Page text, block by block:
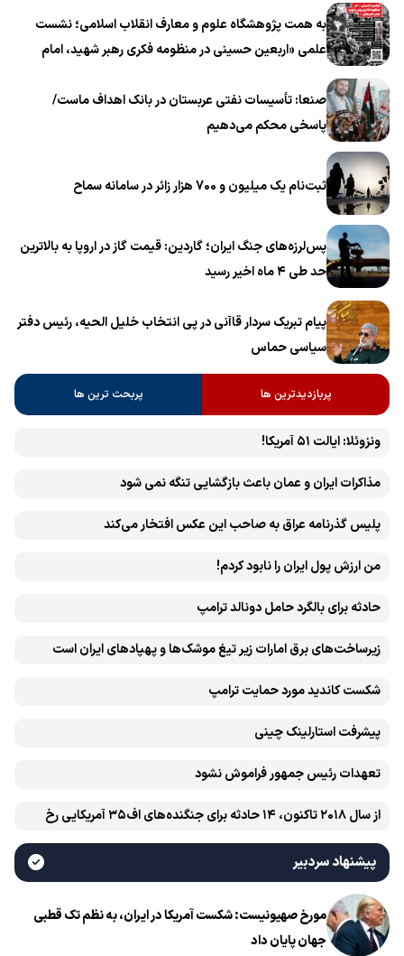
به همت پژوهشگاه علوم و معارف انقلاب اسلامی؛ نشست
علمی «اربعین حسینی در منظومه فکری رهبر شهید، امام
صنعا: تأسیسات نفتی عربستان در بانک اهداف ماست/
پاسخی محکم می‌دهیم
ثبت‌نام یک میلیون و 700 هزار زائر در سامانه سماح ‌
پس‌لرزه‌های جنگ ایران؛ گاردین: قیمت گاز در اروپا به بالاترین
حد طی ۴ ماه اخیر رسید
پیام تبریک سردار قاآنی در پی انتخاب خلیل الحیه، رئیس دفتر
سیاسی حماس
پربازدیدترین ها پربحث ترین ها
ونزوئلا: ایالت ۵۱ آمریکا!
مذاکرات ایران و عمان باعث بازگشایی تنگه نمی شود
پلیس گذرنامه عراق به صاحب این عکس افتخار می‌کند
من ارزش پول ایران را نابود کردم!
حادثه برای بالگرد حامل دونالد ترامپ
زیرساخت‌های برق امارات زیر تیغ موشک‌ها و پهپادهای ایران است
شکست کاندید مورد حمایت ترامپ
پیشرفت ‏استارلینک چینی
تعهدات رئیس جمهور فراموش نشود
از سال ۲۰۱۸ تاکنون، ۱۴ حادثه برای جنگنده‌های اف۳۵ آمریکایی رخ
داده است
پیشنهاد سردبیر
مورخ صهیونیست: شکست آمریکا در ایران، به نظم تک قطبی
جهان پایان داد